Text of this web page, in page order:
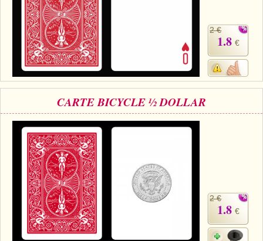
2 €
1.8 €
CARTE BICYCLE ½ DOLLAR
2 €
1.8 €